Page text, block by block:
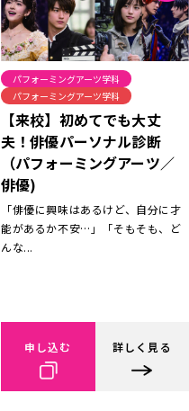
パフォーミングアーツ学科
パフォーミングアーツ学科
【来校】初めてでも大丈
夫！俳優パーソナル診断
（パフォーミングアーツ／
俳優)
「俳優に興味はあるけど、自分に才
能があるか不安…」「そもそも、ど
んな...
申し込む 詳しく見る